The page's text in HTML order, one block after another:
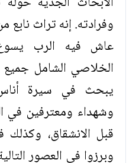
وفرادته. إنه تراث
عاش فيه الرب
الخلاصي الشامل جميع
يبحث في سيرة
وشهداء ومعترفين في
قبل الانشقاق،
وبرزوا في العصور